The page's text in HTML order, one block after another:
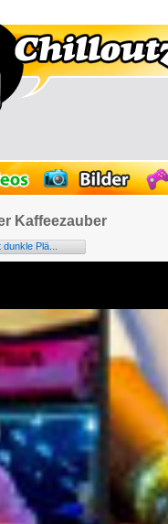
Kaffeezauber
Plä...